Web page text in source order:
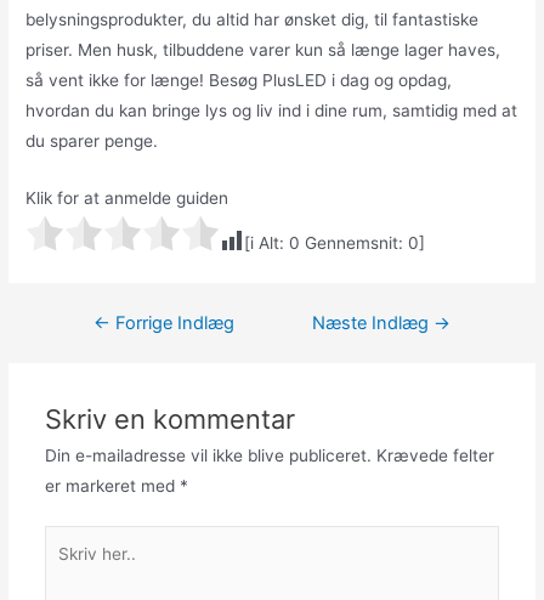
belysningsprodukter, du altid har ønsket dig, til fantastiske
priser. Men husk, tilbuddene varer kun så længe lager haves,
så vent ikke for længe! Besøg PlusLED i dag og opdag,
hvordan du kan bringe lys og liv ind i dine rum, samtidig med at
du sparer penge.
Klik for at anmelde guiden
[i Alt:0 Gennemsnit:0]
Indlægsnavigation
← Forrige Indlæg Næste Indlæg →
Skriv en kommentar
Din e-mailadresse vil ikke blive publiceret. Krævede felter
er markeret med *